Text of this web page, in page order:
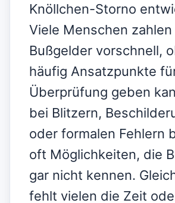
Knöllchen-Storno
Viele Menschen zahlen
Bußgelder vorschnell,
häufig Ansatzpunkte
Überprüfung geben
bei Blitzern,
oder formalen Fehlern
oft Möglichkeiten, die
gar nicht kennen.
fehlt vielen die Zeit